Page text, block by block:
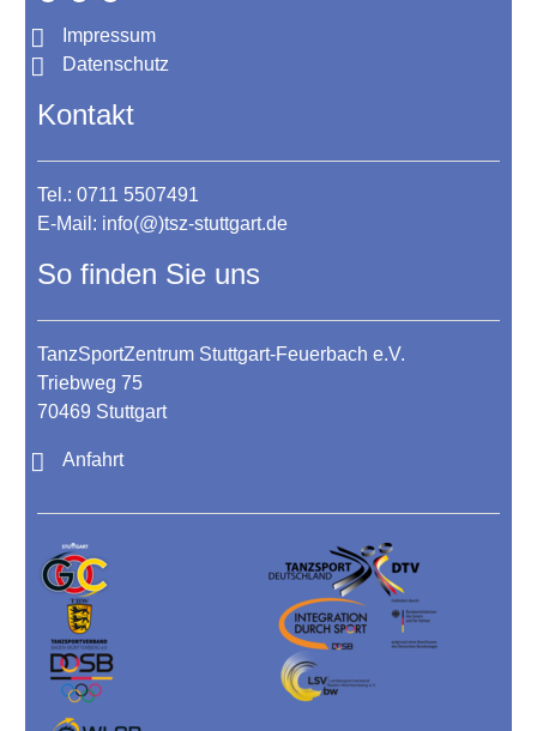
Impressum
Datenschutz
Kontakt
Tel.: 0711 5507491
E-Mail: info(@)tsz-stuttgart.de
So finden Sie uns
TanzSportZentrum Stuttgart-Feuerbach e.V.
Triebweg 75
70469 Stuttgart
Anfahrt